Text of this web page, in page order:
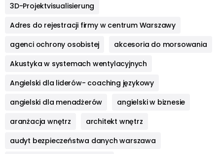
3D-Projektvisualisierung
Adres do rejestracji firmy w centrum Warszawy
agenci ochrony osobistej
akcesoria do morsowania
Akustyka w systemach wentylacyjnych
Angielski dla liderów- coaching językowy
angielski dla menadżerów
angielski w biznesie
aranżacja wnętrz
architekt wnętrz
audyt bezpieczeństwa danych warszawa